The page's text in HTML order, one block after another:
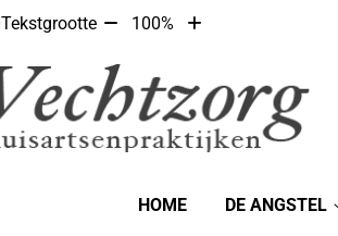
Tekstgrootte Tekst
met
10%
100%
Tekst
10%
HoofdmenuHOME
DE ANGSTEL